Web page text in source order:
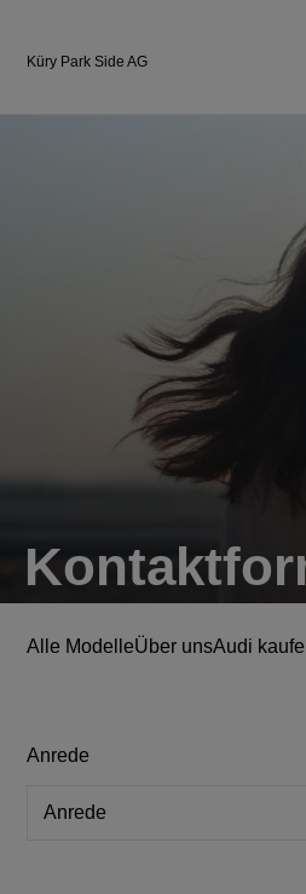
Küry Park Side AG
Alle ModelleÜber unsAudi
Anrede